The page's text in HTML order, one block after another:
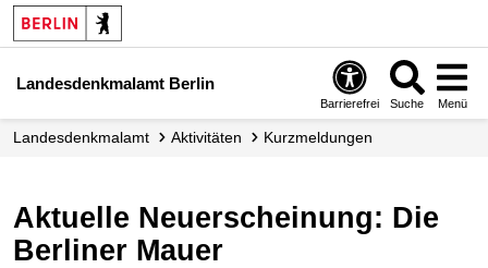
Landesdenkmalamt Berlin
Barrierefrei Suche Menü
Landesdenkmalamt Aktivitäten Kurzmeldungen
Aktuelle Neuerscheinung: Die
Berliner Mauer